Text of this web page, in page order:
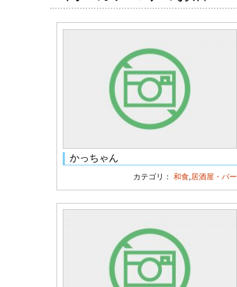
かっちゃん
カテゴリ：和食 居酒屋・バー